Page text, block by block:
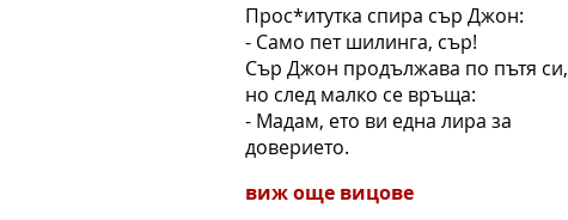
Прос*итутка спира сър Джон:
- Само пет шилинга, сър!
Сър Джон продължава по пътя си,
но след малко се връща:
- Мадам, ето ви една лира за
доверието.
виж още вицове